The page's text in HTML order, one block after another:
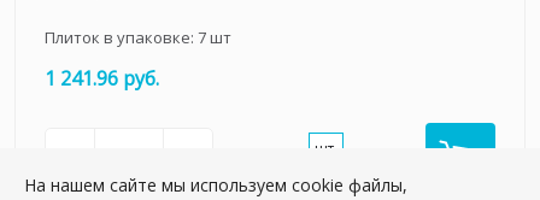
Плиток в упаковке: 7шт
1 241.96 руб.
шт.
На нашем сайте мы используем cookie файлы,